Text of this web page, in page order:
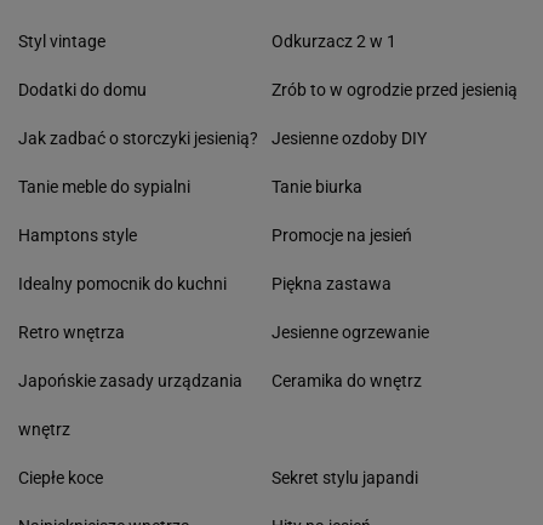
Styl vintage
Dodatki do domu
Jak zadbać o storczyki jesienią?
Tanie meble do sypialni
Hamptons style
Idealny pomocnik do kuchni
Retro wnętrza
Japońskie zasady urządzania
wnętrz
Odkurzacz 2 w 1
Zrób to w ogrodzie przed jesienią
Jesienne ozdoby DIY
Tanie biurka
Promocje na jesień
Piękna zastawa
Jesienne ogrzewanie
Ceramika do wnętrz
Ciepłe koce Sekret stylu japandi